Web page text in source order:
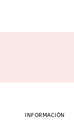
INFORMACIÓN